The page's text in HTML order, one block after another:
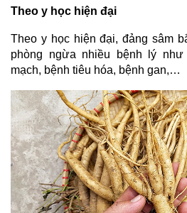
Theo y học hiện đại
Theo y học hiện đại, đảng sâm
phòng ngừa nhiều bệnh lý
mạch, bệnh tiêu hóa, bệnh gan,…